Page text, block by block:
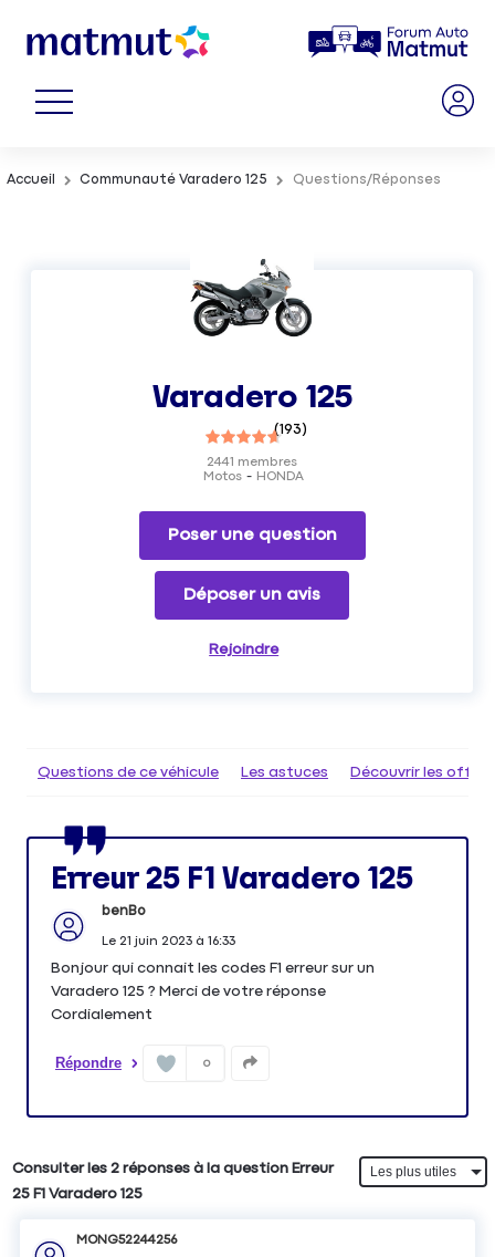
Accueil Communauté Varadero 125 Questions/Réponses
Varadero 125
(193)
Motos HONDA
2441 membres
Poser une question
Déposer un avis
Rejoindre
Questions de ce véhicule Les astuces Découvrir les
Erreur 25 F1 Varadero 125
benBo
Le 21 juin 2023à 16:33
Bonjour qui connait les codes F1 erreur sur un
Varadero 125 ? Merci de votre réponse
Cordialement
Répondre 0
Consulter les 2 réponses à la question Erreur
25 F1 Varadero 125
MONG52244256